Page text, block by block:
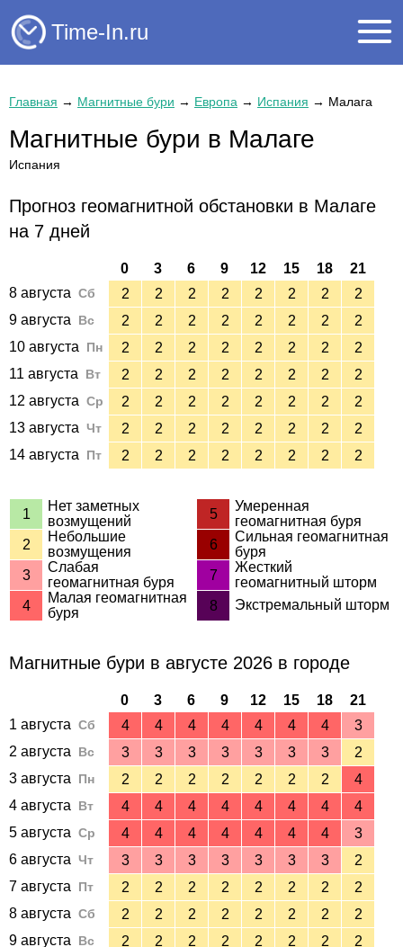
Time-In.ru
Главная → Магнитные бури → Европа → Испания → Малага
Магнитные бури в Малаге
Испания
Прогноз геомагнитной обстановки в Малаге
на 7 дней
0 3 6 9 12 15 18
21
8 августа Сб 2 2 2 2 2 2 2
2
9 августа
Вс 2 2 2 2 2 2 2
2
10 августа
Пн 2 2 2 2 2 2 2
2
11 августа
Вт 2 2 2 2 2 2 2
2
12 августа Ср 2 2 2 2 2 2 2
2
13 августа Чт 2 2 2 2 2 2 2
2
14 августа
Пт 2 2 2 2 2 2 2 2
1
Нет заметных
возмущений
5
Умеренная
геомагнитная буря
2
Небольшие
возмущения
6
Сильная геомагнитная
буря
3
Слабая
геомагнитная буря
7
Жесткий
геомагнитный шторм
4
Малая геомагнитная
буря
8 Экстремальный шторм
Магнитные бури в августе 2026 в городе
0 3 6 9 12 15 18
21
1 августа Сб 4 4 4 4 4 4 4
3
2 августа
Вс 3 3 3 3 3 3 3
2
3 августа
Пн 2 2 2 2 2 2 2
4
4 августа
Вт 4 4 4 4 4 4 4
4
5 августа Ср 4 4 4 4 4 4 4
3
6 августа Чт 3 3 3 3 3 3 3
2
7 августа
Пт 2 2 2 2 2 2 2
2
8 августа Сб 2 2 2 2 2 2 2
2
9 августа
Вс 2 2 2 2 2 2 2
2